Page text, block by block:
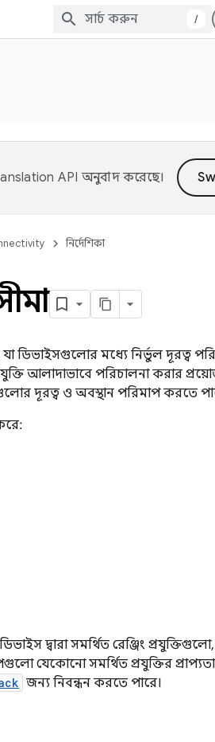
/
API অনুবাদ করেছে।
নির্দেশিকা
ডিভাইসগুলোর মধ্যে নির্ভুল দূরত্ব
আলাদাভাবে পরিচালনা করার
দূরত্ব ও অবস্থান পরিমাপ করতে
দ্বারা সমর্থিত রেঞ্জিং
যেকোনো সমর্থিত প্রযুক্তির
জন্য নিবন্ধন করতে পারে।